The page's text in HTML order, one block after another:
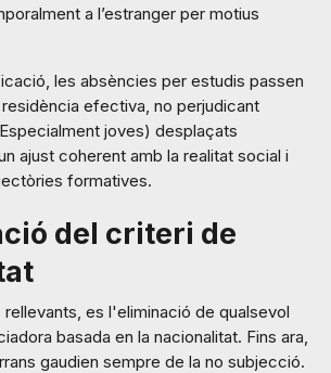
a l’estranger per motius
les absències per estudis passen
efectiva, no perjudicant
joves) desplaçats
ajust coherent amb la realitat social i
formatives.
del criteri de
rellevants, es l'eliminació de qualsevol
basada en la nacionalitat. Fins ara,
gaudien sempre de la no subjecció.